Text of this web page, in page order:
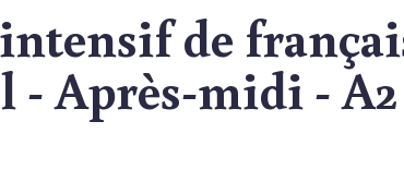
de
- Après-midi - A2